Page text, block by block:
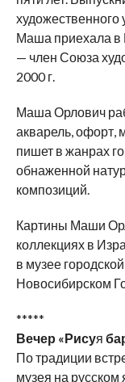
Маша приехала в
— член Союза
2000 г.
Маша Орлович
акварель, офорт,
пишет в жанрах
обнаженной
композиций.
Картины Маши
коллекциях в
в музее
Новосибирском
*****
Вечер «Рисуя
По традиции
музея на русском